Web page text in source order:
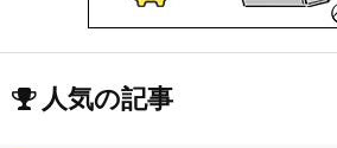
人気の記事